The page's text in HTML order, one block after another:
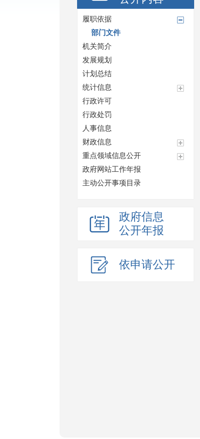
履职依据
部门文件
机关简介
发展规划
计划总结
统计信息
行政许可
行政处罚
人事信息
财政信息
重点领域信息公开
政府网站工作年报
主动公开事项目录
政府信息
公开年报
依申请公开